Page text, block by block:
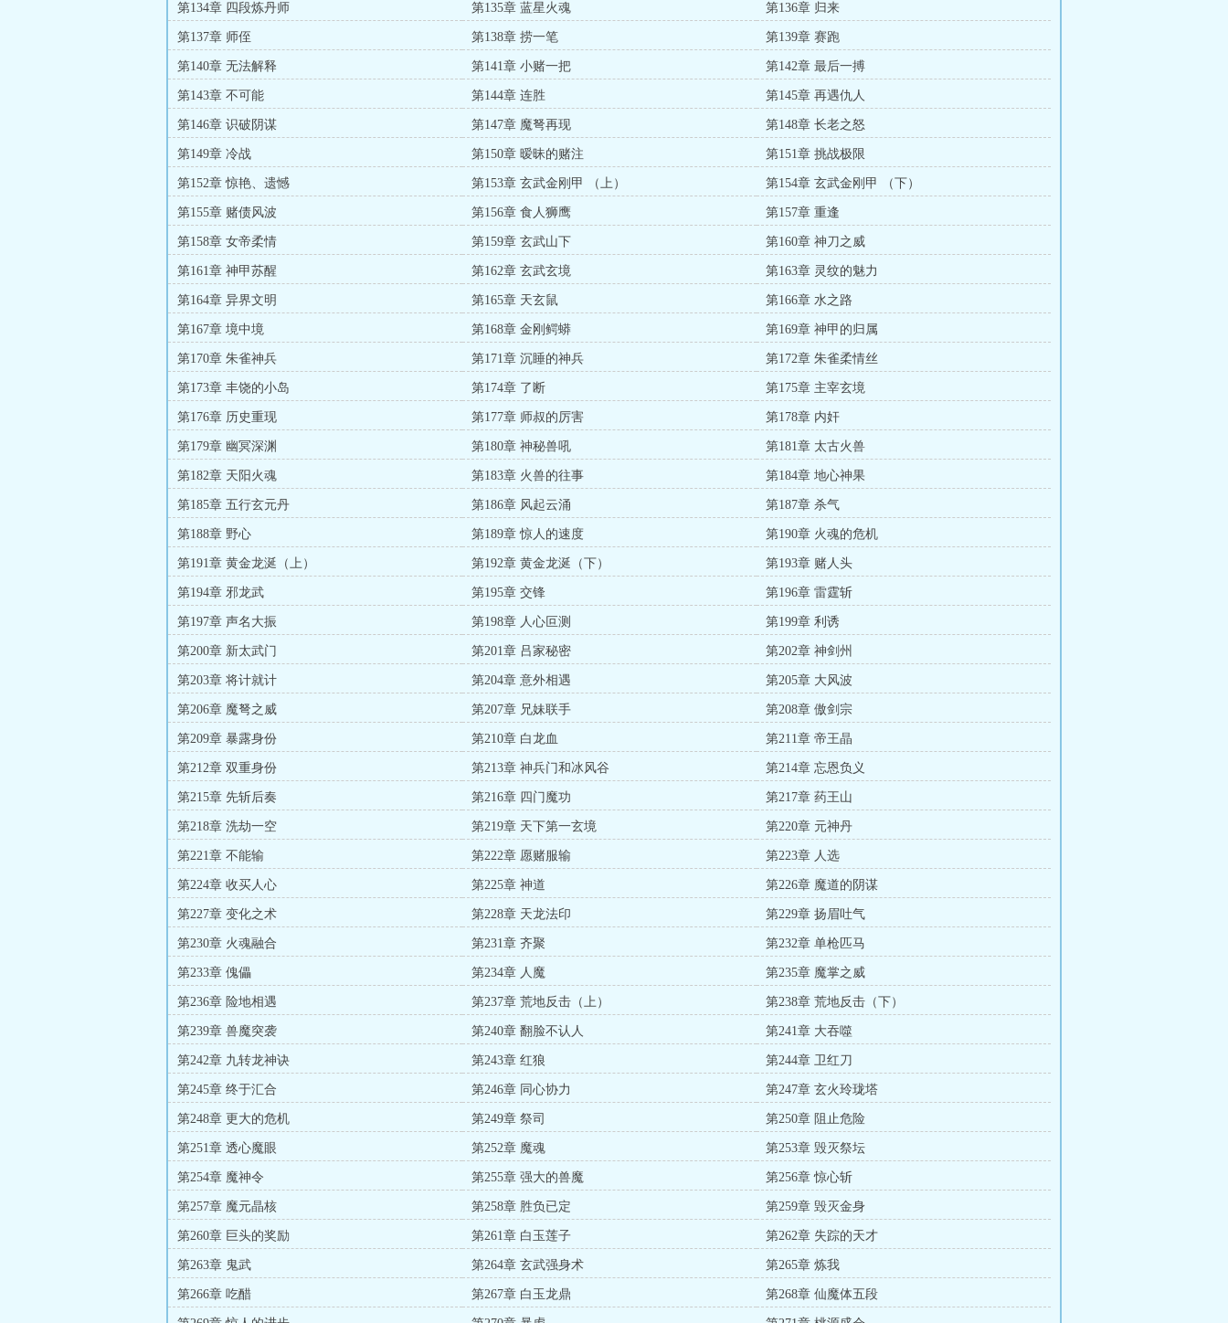
第134章 四段炼丹师 第135章 蓝星火魂 第136章 归来
第137章 师侄 第138章 捞一笔 第139章 赛跑
第140章 无法解释 第141章 小赌一把 第142章 最后一搏
第143章 不可能 第144章 连胜 第145章 再遇仇人
第146章 识破阴谋 第147章 魔弩再现 第148章 长老之怒
第149章 冷战 第150章 暧昧的赌注 第151章 挑战极限
第152章 惊艳、遗憾 第153章 玄武金刚甲 （上） 第154章 玄武金刚甲 （下）
第155章 赌债风波 第156章 食人狮鹰 第157章 重逢
第158章 女帝柔情 第159章 玄武山下 第160章 神刀之威
第161章 神甲苏醒 第162章 玄武玄境 第163章 灵纹的魅力
第164章 异界文明 第165章 天玄鼠 第166章 水之路
第167章 境中境 第168章 金刚鳄蟒 第169章 神甲的归属
第170章 朱雀神兵 第171章 沉睡的神兵 第172章 朱雀柔情丝
第173章 丰饶的小岛 第174章 了断 第175章 主宰玄境
第176章 历史重现 第177章 师叔的厉害 第178章 内奸
第179章 幽冥深渊 第180章 神秘兽吼 第181章 太古火兽
第182章 天阳火魂 第183章 火兽的往事 第184章 地心神果
第185章 五行玄元丹 第186章 风起云涌 第187章 杀气
第188章 野心 第189章 惊人的速度 第190章 火魂的危机
第191章 黄金龙涎（上） 第192章 黄金龙涎（下） 第193章 赌人头
第194章 邪龙武 第195章 交锋 第196章 雷霆斩
第197章 声名大振 第198章 人心叵测 第199章 利诱
第200章 新太武门 第201章 吕家秘密 第202章 神剑州
第203章 将计就计 第204章 意外相遇 第205章 大风波
第206章 魔弩之威 第207章 兄妹联手 第208章 傲剑宗
第209章 暴露身份 第210章 白龙血 第211章 帝王晶
第212章 双重身份 第213章 神兵门和冰风谷 第214章 忘恩负义
第215章 先斩后奏 第216章 四门魔功 第217章 药王山
第218章 洗劫一空 第219章 天下第一玄境 第220章 元神丹
第221章 不能输 第222章 愿赌服输 第223章 人选
第224章 收买人心 第225章 神道 第226章 魔道的阴谋
第227章 变化之术 第228章 天龙法印 第229章 扬眉吐气
第230章 火魂融合 第231章 齐聚 第232章 单枪匹马
第233章 傀儡 第234章 人魔 第235章 魔掌之威
第236章 险地相遇 第237章 荒地反击（上） 第238章 荒地反击（下）
第239章 兽魔突袭 第240章 翻脸不认人 第241章 大吞噬
第242章 九转龙神诀 第243章 红狼 第244章 卫红刀
第245章 终于汇合 第246章 同心协力 第247章 玄火玲珑塔
第248章 更大的危机 第249章 祭司 第250章 阻止危险
第251章 透心魔眼 第252章 魔魂 第253章 毁灭祭坛
第254章 魔神令 第255章 强大的兽魔 第256章 惊心斩
第257章 魔元晶核 第258章 胜负已定 第259章 毁灭金身
第260章 巨头的奖励 第261章 白玉莲子 第262章 失踪的天才
第263章 鬼武 第264章 玄武强身术 第265章 炼我
第266章 吃醋 第267章 白玉龙鼎 第268章 仙魔体五段